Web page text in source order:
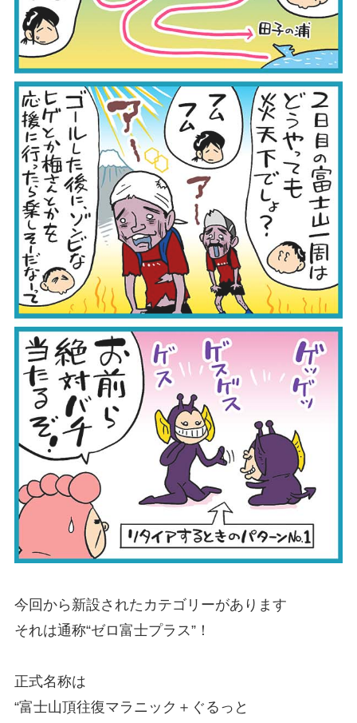
今回から新設されたカテゴリーがあります
それは通称“ゼロ富士プラス”！
正式名称は
“富士山頂往復マラニック＋ぐるっと